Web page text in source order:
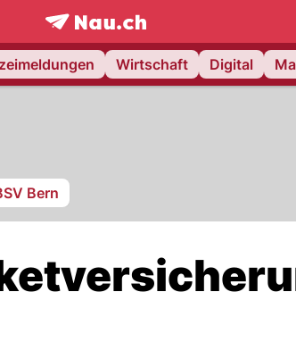
frontpage.NAU.ch
Wirtschaft Digital
Bern